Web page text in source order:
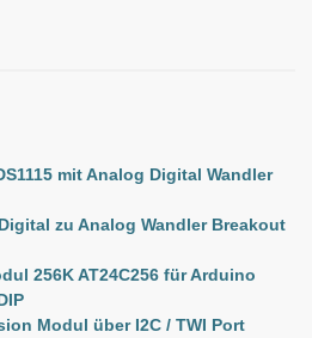
mit Analog Digital Wandler
zu Analog Wandler Breakout
256K AT24C256 für Arduino
Modul über I2C / TWI Port